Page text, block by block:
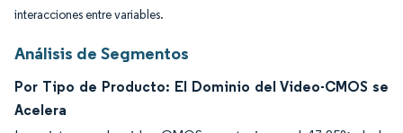
interacciones entre variables.
Análisis de Segmentos
Por Tipo de Producto: El Dominio del Video-CMOS se
Acelera